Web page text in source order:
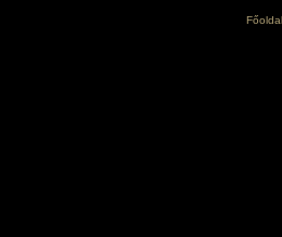
Főoldal